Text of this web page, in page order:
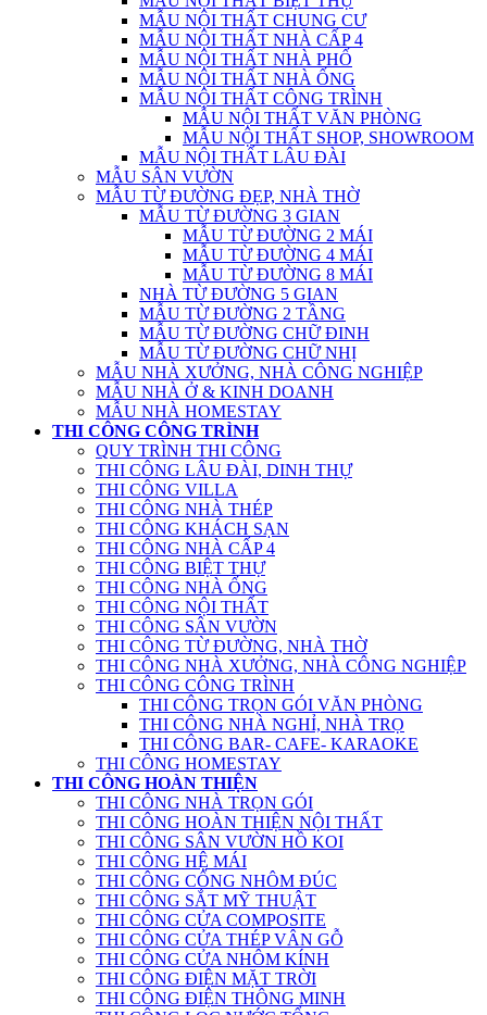
MẪU NỘI THẤT CHUNG CƯ
MẪU NỘI THẤT NHÀ CẤP 4
MẪU NỘI THẤT NHÀ PHỐ
MẪU NỘI THẤT NHÀ ỐNG
MẪU NỘI THẤT CÔNG TRÌNH
MẪU NỘI THẤT VĂN PHÒNG
MẪU NỘI THẤT SHOP, SHOWROOM
MẪU NỘI THẤT LÂU ĐÀI
MẪU SÂN VƯỜN
MẪU TỪ ĐƯỜNG ĐẸP, NHÀ THỜ
MẪU TỪ ĐƯỜNG 3 GIAN
MẪU TỪ ĐƯỜNG 2 MÁI
MẪU TỪ ĐƯỜNG 4 MÁI
MẪU TỪ ĐƯỜNG 8 MÁI
NHÀ TỪ ĐƯỜNG 5 GIAN
MẪU TỪ ĐƯỜNG 2 TẦNG
MẪU TỪ ĐƯỜNG CHỮ ĐINH
MẪU TỪ ĐƯỜNG CHỮ NHỊ
MẪU NHÀ XƯỞNG, NHÀ CÔNG NGHIỆP
MẪU NHÀ Ở & KINH DOANH
MẪU NHÀ HOMESTAY
THI CÔNG CÔNG TRÌNH
QUY TRÌNH THI CÔNG
THI CÔNG LÂU ĐÀI, DINH THỰ
THI CÔNG VILLA
THI CÔNG NHÀ THÉP
THI CÔNG KHÁCH SẠN
THI CÔNG NHÀ CẤP 4
THI CÔNG BIỆT THỰ
THI CÔNG NHÀ ỐNG
THI CÔNG NỘI THẤT
THI CÔNG SÂN VƯỜN
THI CÔNG TỪ ĐƯỜNG, NHÀ THỜ
THI CÔNG NHÀ XƯỞNG, NHÀ CÔNG NGHIỆP
THI CÔNG CÔNG TRÌNH
THI CÔNG TRỌN GÓI VĂN PHÒNG
THI CÔNG NHÀ NGHỈ, NHÀ TRỌ
THI CÔNG BAR- CAFE- KARAOKE
THI CÔNG HOMESTAY
THI CÔNG HOÀN THIỆN
THI CÔNG NHÀ TRỌN GÓI
THI CÔNG HOÀN THIỆN NỘI THẤT
THI CÔNG SÂN VƯỜN HỒ KOI
THI CÔNG HỆ MÁI
THI CÔNG CỔNG NHÔM ĐÚC
THI CÔNG SẮT MỸ THUẬT
THI CÔNG CỬA COMPOSITE
THI CÔNG CỬA THÉP VÂN GỖ
THI CÔNG CỬA NHÔM KÍNH
THI CÔNG ĐIỆN MẶT TRỜI
THI CÔNG ĐIỆN THÔNG MINH